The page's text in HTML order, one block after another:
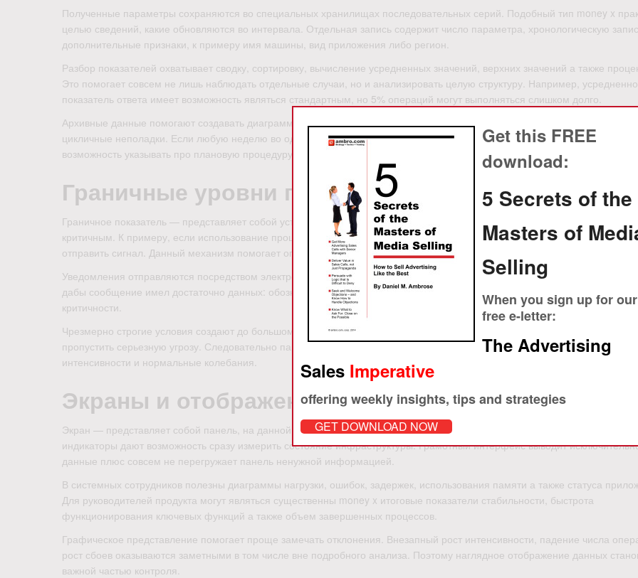
Get this FREE
download:
5 Secrets of the
Masters of
Selling
When you sign up for our
free e-letter:
The Advertising
Sales Imperative
offering weekly insights, tips and strategies
GET DOWNLOAD NOW
Полученные параметры сохраняются во специальных хранилищах последовательных серий. Подобный тип money x
целью сведений, какие обновляются во интервала. Отдельная запись содержит число параметра, хронологическую
дополнительные признаки, к примеру имя машины, вид приложения либо регион.
Разбор показателей охватывает сводку, сортировку, вычисление усредненных значений, верхних значений а также
Это помогает совсем не лишь наблюдать отдельные случаи, но и анализировать целую структуру. Например,
показатель ответа имеет возможность являться стандартным, но 5% операций могут выполняться слишком долго.
Архивные данные помогают создавать диаграммы, сравнивать использование согласно периодам и выявлять мани х
цикличные неполадки. Если любую неделю во одинаковое и то одинаковое момент растет потребление ресурсов, такое
возможность указывать про плановую процедуру, увеличение нагрузки либо неоптимальный сценарий.
Граничные уровни плюс уведомления
Граничное показатель — представляет собой установленная планка, при нарушения данной платформа расценивает
критичным. К примеру, если использование процессора свыше 90% в течение нескольких интервалов, наблюдение
отправить сигнал. Данный механизм помогает оперативно реагировать при серьезные ситуации.
Уведомления отправляются посредством электронную почту, мессенджеры, панели управления или системы
дабы сообщение имел достаточно данных: обозначение сервиса, время события, критичную параметр и вероятный
критичности.
Чрезмерно строгие условия создают до большому количеству лишних уведомлений. Чрезмерно мани х слабые границы
пропустить серьезную угрозу. Следовательно параметры могут принимать штатное состояние платформы, всплески
интенсивности и нормальные колебания.
Экраны и отображение
Экран — представляет собой панель, на данной показываются основные параметры инфраструктуры. Диаграммы,
индикаторы дают возможность сразу измерить состояние инфраструктуры. Грамотный интерфейс выводит
данные плюс совсем не перегружает панель ненужной информацией.
В системных сотрудников полезны диаграммы нагрузки, ошибок, задержек, использования памяти а также статуса
Для руководителей продукта могут являться существенны money x итоговые показатели стабильности, быстрота
функционирования ключевых функций а также объем завершенных процессов.
Графическое представление помогает проще замечать отклонения. Внезапный рост интенсивности, падение числа
рост сбоев оказываются заметными в том числе вне подробного анализа. Поэтому наглядное отображение данных
важной частью контроля.